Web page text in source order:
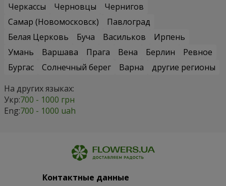
Черкассы
Черновцы
Чернигов
Самар (Новомосковск)
Павлоград
Белая Церковь
Буча Васильков
Ирпень
Умань
Варшава Прага Вена Берлин
Ревное
Бургас
Солнечный берег Варна
другие регионы
На других языках:
Укр:700 - 1000 грн
Eng:700 - 1000 uah
Контактные данные